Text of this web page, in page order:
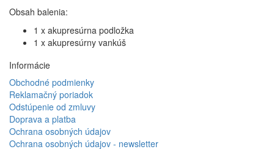
Obsah balenia:
1 x akupresúrna podložka
1 x akupresúrny vankúš
Informácie
Obchodné podmienky
Reklamačný poriadok
Odstúpenie od zmluvy
Doprava a platba
Ochrana osobných údajov
Ochrana osobných údajov - newsletter